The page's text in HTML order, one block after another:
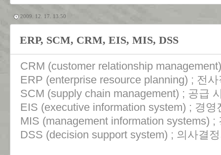
2009. 12. 17. 13:50
ERP, SCM, CRM, EIS, MIS, DSS
CRM (customer relationship
ERP (enterprise resource planning) ; 전
SCM (supply chain management) ; 공급
EIS (executive information system) ; 경
MIS (management information systems) ;
DSS (decision support system) ; 의사결